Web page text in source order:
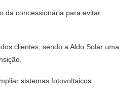
da concessionária para evitar
clientes, sendo a Aldo Solar uma
sistemas fotovoltaicos